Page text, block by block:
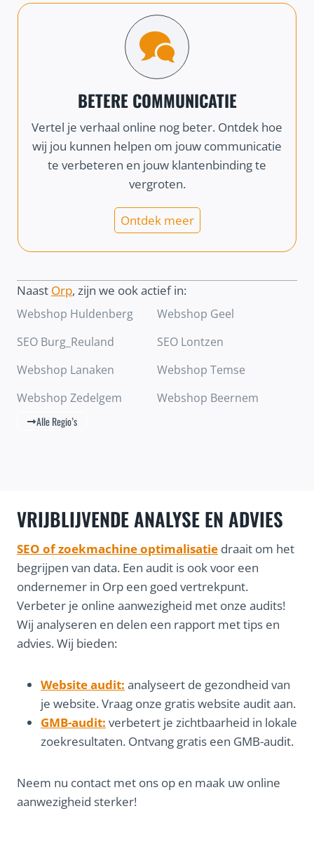
BETERE COMMUNICATIE
Vertel je verhaal online nog beter. Ontdek hoe
wij jou kunnen helpen om jouw communicatie
te verbeteren en jouw klantenbinding te
vergroten.
Ontdek meer
Naast Orp, zijn we ook actief in:
Webshop Huldenberg
Webshop Geel
SEO Burg_Reuland
SEO Lontzen
Webshop Lanaken
Webshop Temse
Webshop Zedelgem
Webshop Beernem
Alle Regio’s
VRIJBLIJVENDE ANALYSE EN ADVIES
SEO of zoekmachine optimalisatie draait om het
begrijpen van data. Een audit is ook voor een
ondernemer in Orp een goed vertrekpunt.
Verbeter je online aanwezigheid met onze audits!
Wij analyseren en delen een rapport met tips en
advies. Wij bieden:
Website audit: analyseert de gezondheid van
je website. Vraag onze gratis website audit aan.
GMB-audit: verbetert je zichtbaarheid in lokale
zoekresultaten. Ontvang gratis een GMB-audit.
Neem nu contact met ons op en maak uw online
aanwezigheid sterker!